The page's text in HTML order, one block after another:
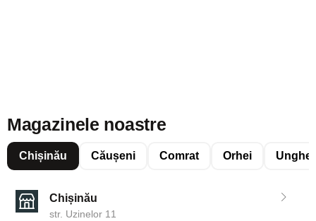
Magazinele noastre
Chișinău Căușeni Comrat Orhei
Chișinău
str. Uzinelor 11